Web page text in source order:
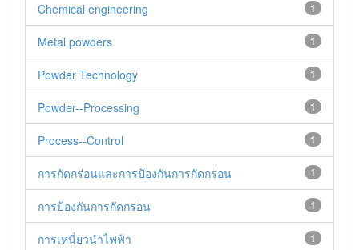
1
Chemical engineering
1
Metal powders
1
Powder Technology
1
Powder--Processing
1
Process--Control
1
การกัดกร่อนและการป้องกันการกัดกร่อน
1
การป้องกันการกัดกร่อน
1
การเหนี่ยวนำไฟฟ้า